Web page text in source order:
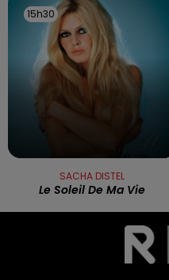
15h30
15h30
SACHA DISTEL
Le Soleil De Ma Vie